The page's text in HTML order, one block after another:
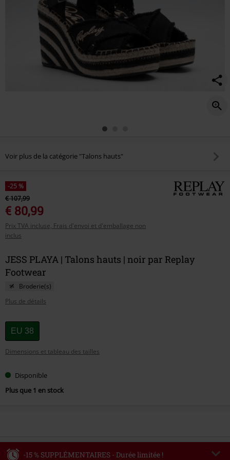
Voir plus de la catégorie "Talons hauts"
-25 %
€ 107,99
€ 80,99
Prix TVA incluse, Frais d'envoi et d'emballage non
inclus
JESS PLAYA | Talons hauts | noir par Replay
Footwear
Broderie(s)
Plus de détails
Choisissez
votre
taille
EU 38
Dimensions et tableau des tailles
Disponible
Plus que 1 en stock
-15 % SUPPLÉMENTAIRES - Durée limitée !